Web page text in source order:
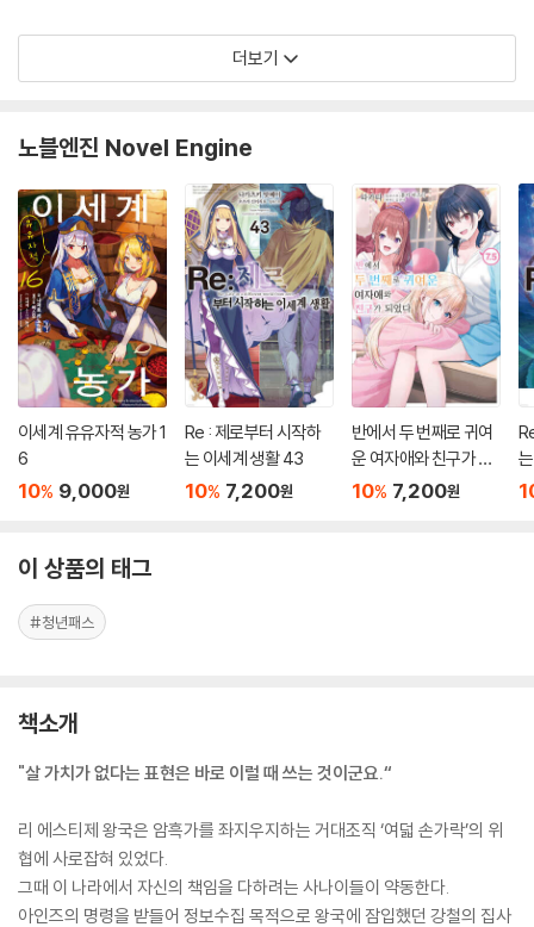
더보기
노블엔진 Novel Engine
이세계 유유자적 농가 1
6
10% 9,000원
Re : 제로부터 시작하
는 이세계 생활 43
10% 7,200원
반에서 두 번째로 귀여
운 여자애와 친구가 되
었다 7.5
10% 7,200원
이 상품의 태그
#청년패스
책소개
"살 가치가 없다는 표현은 바로 이럴 때 쓰는 것이군요.“
리 에스티제 왕국은 암흑가를 좌지우지하는 거대조직 ‘여덟 손가락’의 위
협에 사로잡혀 있었다.
그때 이 나라에서 자신의 책임을 다하려는 사나이들이 약동한다.
아인즈의 명령을 받들어 정보수집 목적으로 왕국에 잠입했던 강철의 집사